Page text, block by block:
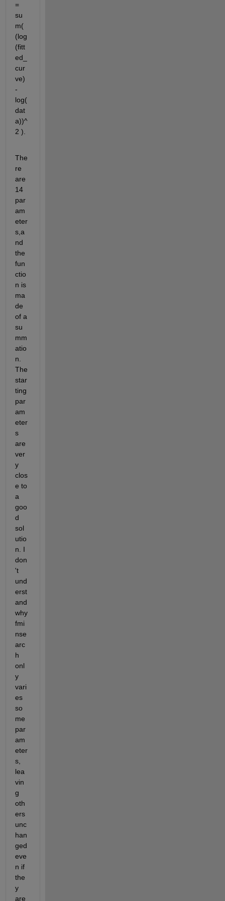
=
su
m(
(log
(fitt
ed_
cur
ve)
-
log(
dat
a))^
2 ).
The
re
are
14
par
am
eter
s,a
nd
the
fun
ctio
n is
ma
de
of a
su
mm
atio
n.
The
star
ting
par
am
eter
s
are
ver
y
clos
e to
a
goo
d
sol
utio
n. I
don
't
und
erst
and
why
fmi
nse
arc
h
onl
y
vari
es
so
me
par
am
eter
s,
lea
vin
g
oth
ers
unc
han
ged
eve
n if
the
y
are